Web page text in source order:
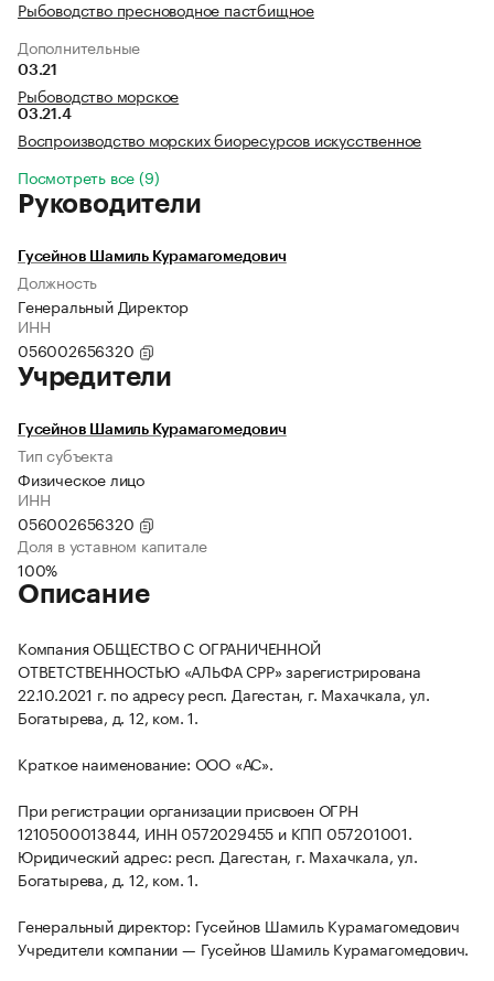
Рыбоводство пресноводное пастбищное
Дополнительные
03.21
Рыбоводство морское
03.21.4
Воспроизводство морских биоресурсов искусственное
Посмотреть все (9)
Руководители
Гусейнов Шамиль Курамагомедович
Должность
Генеральный Директор
ИНН
056002656320
Учредители
Гусейнов Шамиль Курамагомедович
Тип субъекта
Физическое лицо
ИНН
056002656320
Доля в уставном капитале
100%
Описание
Компания ОБЩЕСТВО С ОГРАНИЧЕННОЙ
ОТВЕТСТВЕННОСТЬЮ «АЛЬФА СРР» зарегистрирована
22.10.2021 г. по адресу респ. Дагестан, г. Махачкала, ул.
Богатырева, д. 12, ком. 1.
Краткое наименование: ООО «АС».
При регистрации организации присвоен ОГРН
1210500013844, ИНН 0572029455 и КПП 057201001.
Юридический адрес: респ. Дагестан, г. Махачкала, ул.
Богатырева, д. 12, ком. 1.
Генеральный директор: Гусейнов Шамиль Курамагомедович
Учредители компании — Гусейнов Шамиль Курамагомедович.